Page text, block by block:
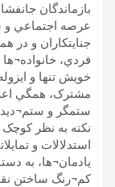
بازماندگان
عرصه اجتماعي و
جنايتکاران و در
فردي،
خويش تنها و
مشترک، همگي
ستمگر و
نکته به نظر
استدلالات و
يادمان¬ها، به
کم¬رنگ ساختن